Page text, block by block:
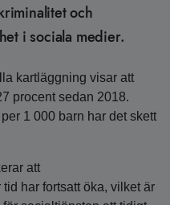
och
i sociala medier.
kartläggning visar att
procent sedan 2018.
1 000 barn har det skett
att
har fortsatt öka, vilket är